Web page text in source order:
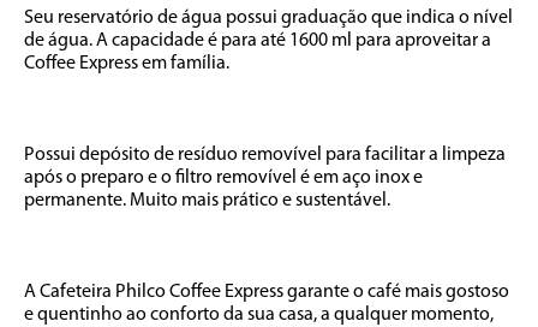
Seu reservatório de água possui graduação que indica o nível
de água. A capacidade é para até 1600 ml para aproveitar a
Coffee Express em família.
Possui depósito de resíduo removível para facilitar a limpeza
após o preparo e o filtro removível é em aço inox e
permanente. Muito mais prático e sustentável.
A Cafeteira Philco Coffee Express garante o café mais gostoso
e quentinho ao conforto da sua casa, a qualquer momento,